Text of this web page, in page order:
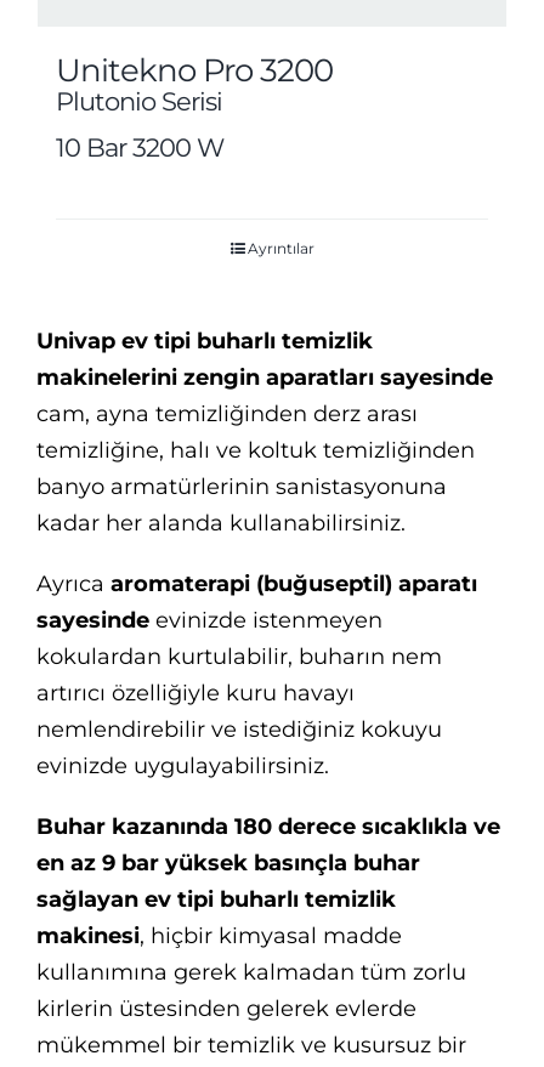
Unitekno Pro 3200
Plutonio Serisi
10 Bar 3200 W
Ayrıntılar
Univap ev tipi buharlı temizlik
makinelerini zengin aparatları sayesinde
cam, ayna temizliğinden derz arası
temizliğine, halı ve koltuk temizliğinden
banyo armatürlerinin sanistasyonuna
kadar her alanda kullanabilirsiniz.
Ayrıca aromaterapi (buğuseptil) aparatı
sayesinde evinizde istenmeyen
kokulardan kurtulabilir, buharın nem
artırıcı özelliğiyle kuru havayı
nemlendirebilir ve istediğiniz kokuyu
evinizde uygulayabilirsiniz.
Buhar kazanında 180 derece sıcaklıkla ve
en az 9 bar yüksek basınçla buhar
sağlayan ev tipi buharlı temizlik
makinesi, hiçbir kimyasal madde
kullanımına gerek kalmadan tüm zorlu
kirlerin üstesinden gelerek evlerde
mükemmel bir temizlik ve kusursuz bir